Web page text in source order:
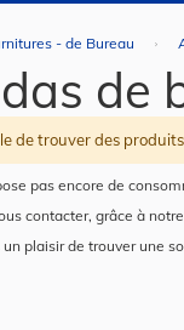
- de Bureau
de
de trouver des
pas encore de
contacter, grâce à notre
plaisir de trouver une